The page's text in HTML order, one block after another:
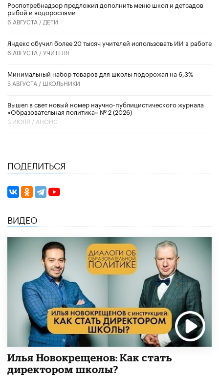
Роспотребнадзор предложил дополнить меню школ и детсадов
рыбой и водорослями
6 АВГУСТА / ДЕТИ
​Яндекс обучил более 20 тысяч учителей использовать ИИ в работе
6 АВГУСТА /УЧИТЕЛЯ
Минимальный набор товаров для школы подорожал на 6,3%
5 АВГУСТА / ШКОЛЬНИКИ
Вышел в свет новый номер научно-публицистического журнала
«Образовательная политика» № 2 (2026)
3 ИЮЛЯ / АНОНС
ПОДЕЛИТЬСЯ
ВИДЕО
​Илья Новокрещенов: Как стать
директором школы?